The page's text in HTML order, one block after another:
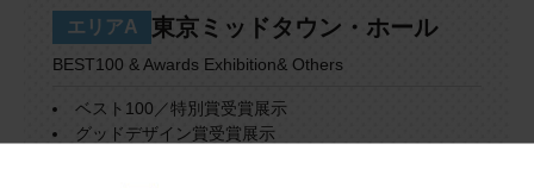
エリアA 東京ミッドタウン・ホール
BEST100 & Awards Exhibition& Others
ベスト100／特別賞受賞展示
グッドデザイン賞受賞展示